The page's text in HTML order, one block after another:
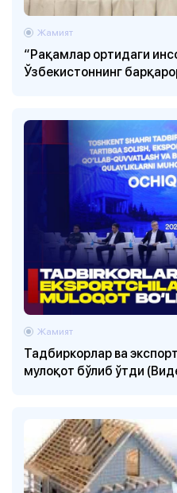
“Рақамлар ортидаги
Ўзбекистоннинг
Жамият
Тадбиркорлар ва
мулоқот бўлиб ўтди
Жамият